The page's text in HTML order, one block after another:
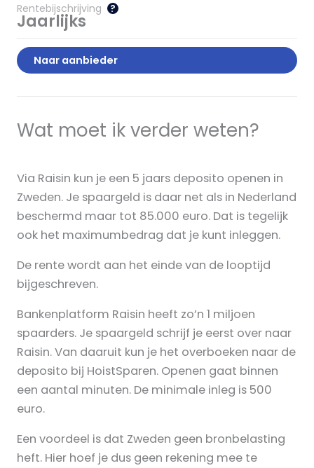
Rentebijschrijving ?
Jaarlijks
Naar aanbieder
Wat moet ik verder weten?
Via Raisin kun je een 5 jaars deposito openen in
Zweden. Je spaargeld is daar net als in Nederland
beschermd maar tot 85.000 euro. Dat is tegelijk
ook het maximumbedrag dat je kunt inleggen.
De rente wordt aan het einde van de looptijd
bijgeschreven.
Bankenplatform Raisin heeft zo’n 1 miljoen
spaarders. Je spaargeld schrijf je eerst over naar
Raisin. Van daaruit kun je het overboeken naar de
deposito bij HoistSparen. Openen gaat binnen
een aantal minuten. De minimale inleg is 500
euro.
Een voordeel is dat Zweden geen bronbelasting
heft. Hier hoef je dus geen rekening mee te